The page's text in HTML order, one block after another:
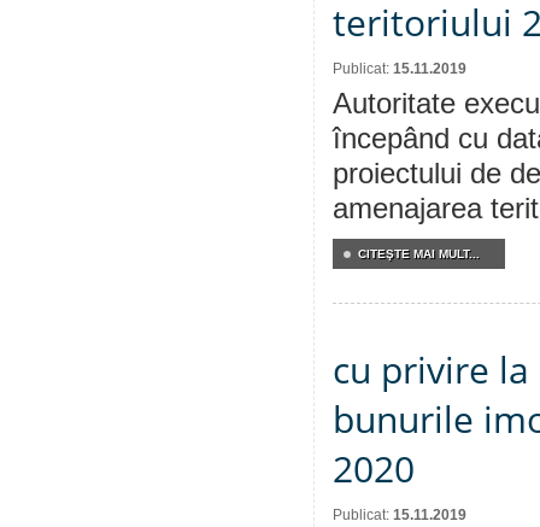
teritoriului
Publicat: 15.11.2019
Autoritate
începând cu
proiectului de
amenajarea
CITEŞTE MAI MULT...
cu privire
bunurile
2020
Publicat: 15.11.2019